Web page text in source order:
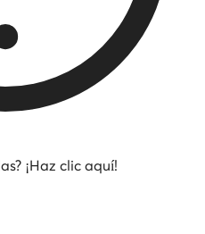
¡Haz clic aquí!